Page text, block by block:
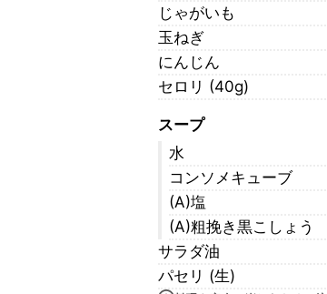
じゃがいも
玉ねぎ
にんじん
セロリ (40g)
スープ
水
コンソメキューブ
(A)塩
(A)粗挽き黒こしょう
サラダ油
パセリ (生)